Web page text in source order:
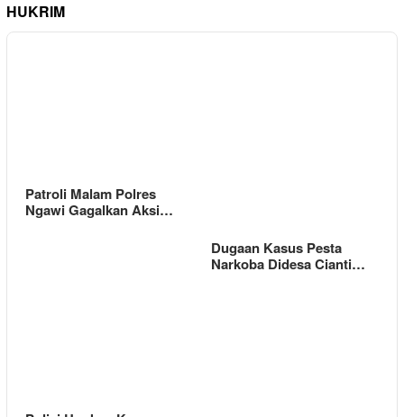
HUKRIM
Patroli Malam Polres
Ngawi Gagalkan Aksi…
Dugaan Kasus Pesta
Narkoba Didesa Cianti…